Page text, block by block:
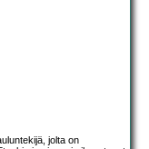
jolta on